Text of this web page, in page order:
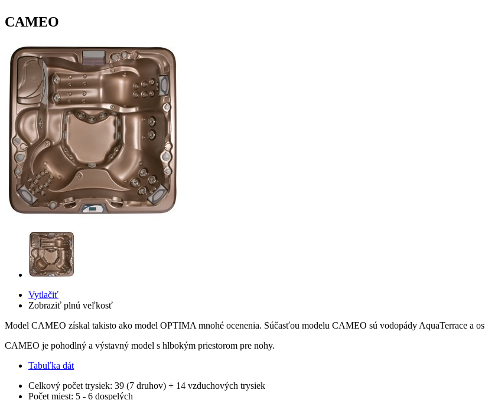
CAMEO
Vytlačiť
Zobraziť plnú veľkosť
Model CAMEO získal takisto ako model OPTIMA mnohé ocenenia. Súčasťou modelu CAMEO sú vodopády AquaTerrace a
CAMEO je pohodlný a výstavný model s hlbokým priestorom pre nohy.
Tabuľka dát
Celkový počet trysiek: 39 (7 druhov) + 14 vzduchových trysiek
Počet miest: 5 - 6 dospelých